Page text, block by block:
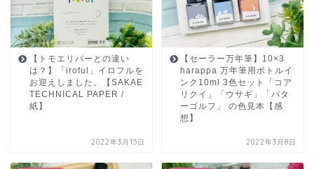
【トモエリバーとの違い
は？】「iroful」イロフルを
お迎えしました。【SAKAE
TECHNICAL PAPER /
紙】
2022年3月15日
【セーラー万年筆】10×3
harappa 万年筆用ボトルイ
ンク10ml 3色セット「コア
リクイ」「ウサギ」「パタ
ーゴルフ」 の色見本【感
想】
2022年3月8日